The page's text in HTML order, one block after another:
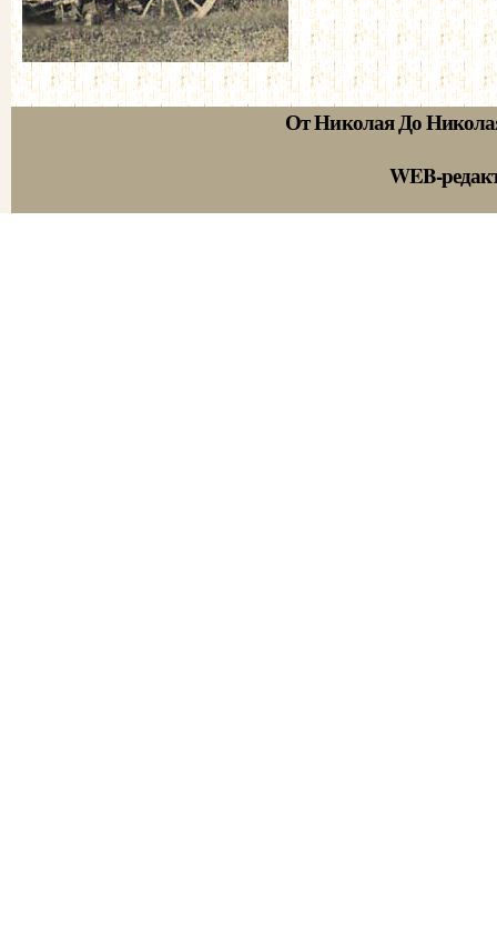
От Николая До
WEB-